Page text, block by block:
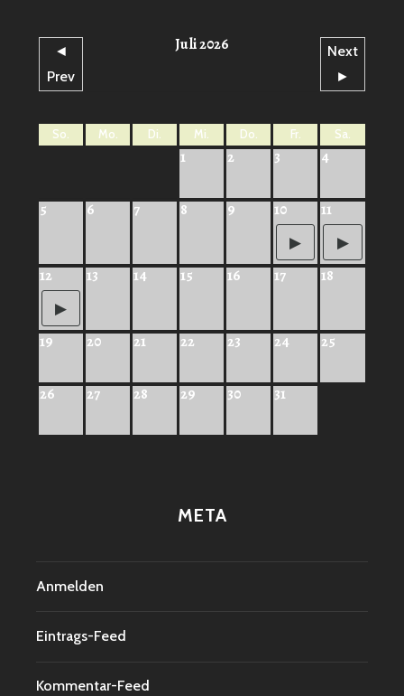
◄
Prev
Juli 2026
Next
►
So. Mo. Di. Mi. Do. Fr. Sa.
1 2 3 4
5 6 7 8 9 10 11
12 13 14 15 16 17 18
19 20 21 22 23 24 25
26 27 28 29 30 31
META
Anmelden
Eintrags-Feed
Kommentar-Feed